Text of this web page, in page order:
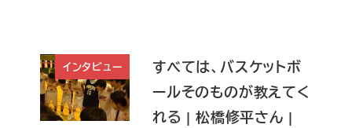
インタビュー
すべては、バスケットボ
ールそのものが教えてく
れる | 松橋修平さん |